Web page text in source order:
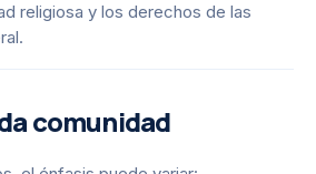
religiosa y los derechos de las
comunidad